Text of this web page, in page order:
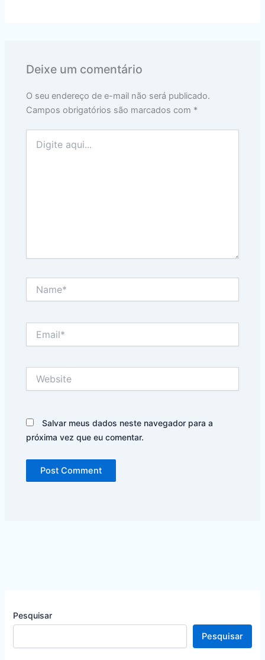
Deixe um comentário
O seu endereço de e-mail não será publicado.
Campos obrigatórios são marcados com *
aqui...
Salvar meus dados neste navegador para a
próxima vez que eu comentar.
Pesquisar
Pesquisar